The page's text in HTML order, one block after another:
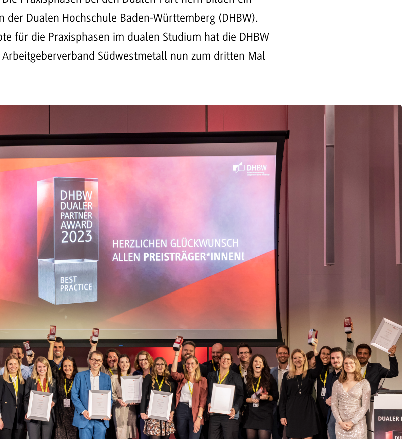
der Dualen Hochschule Baden-Württemberg (DHBW).
für die Praxisphasen im dualen Studium hat die DHBW
Südwestmetall nun zum dritten Mal